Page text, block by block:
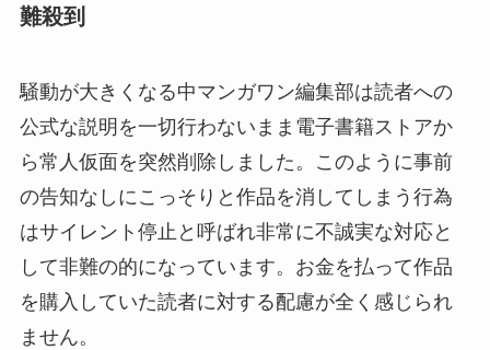
難殺到
騒動が大きくなる中マンガワン編集部は読者への
公式な説明を一切行わないまま電子書籍ストアか
ら常人仮面を突然削除しました。このように事前
の告知なしにこっそりと作品を消してしまう行為
はサイレント停止と呼ばれ非常に不誠実な対応と
して非難の的になっています。お金を払って作品
を購入していた読者に対する配慮が全く感じられ
ません。